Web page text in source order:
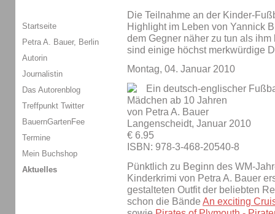
Die Teilnahme an der Kinder-
Highlight im Leben von Yannick
dem Gegner näher zu tun als
sind einige höchst merkwürdige
Montag, 04. Januar 2010
Ein deutsch-englischer
Mädchen ab 10 Jahren
von Petra A. Bauer
Langenscheidt, Januar 2010
€ 6.95
ISBN: 978-3-468-20540-8
Pünktlich zu Beginn des WM-
Kinderkrimi von Petra A. Bauer
gestalteten Outfit der beliebten
schon die Bände An exciting
Startseite
Petra A. Bauer, Berlin
Autorin
Journalistin
Das Autorenblog
Treffpunkt Twitter
BauernGartenFee
Termine
Mein Buchshop
Aktuelles